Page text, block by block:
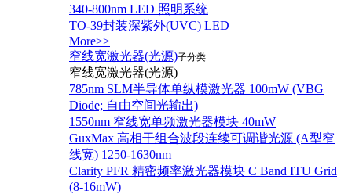
340-800nm LED 照明系统
TO-39封装深紫外(UVC) LED
More>>
窄线宽激光器(光源)子分类
窄线宽激光器(光源)
785nm SLM半导体单纵模激光器 100mW (VBG
Diode; 自由空间光输出)
1550nm 窄线宽单频激光器模块 40mW
GuxMax 高相干组合波段连续可调谐光源 (A型窄
线宽) 1250-1630nm
Clarity PFR 精密频率激光器模块 C Band ITU Grid
(8-16mW)